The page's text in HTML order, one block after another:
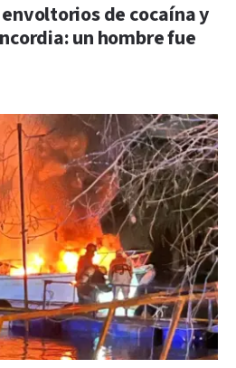
de cocaína y
un hombre fue